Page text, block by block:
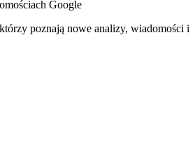
Google
poznają nowe analizy, wiadomości i